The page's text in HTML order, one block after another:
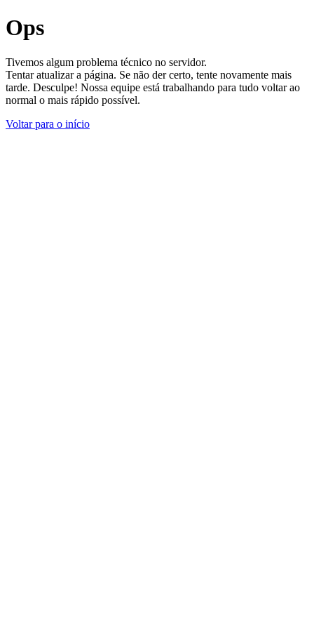
Ops
Tivemos algum problema técnico no servidor.
Tentar atualizar a página. Se não der certo, tente novamente mais
tarde. Desculpe! Nossa equipe está trabalhando para tudo voltar ao
normal o mais rápido possível.
Voltar para o início